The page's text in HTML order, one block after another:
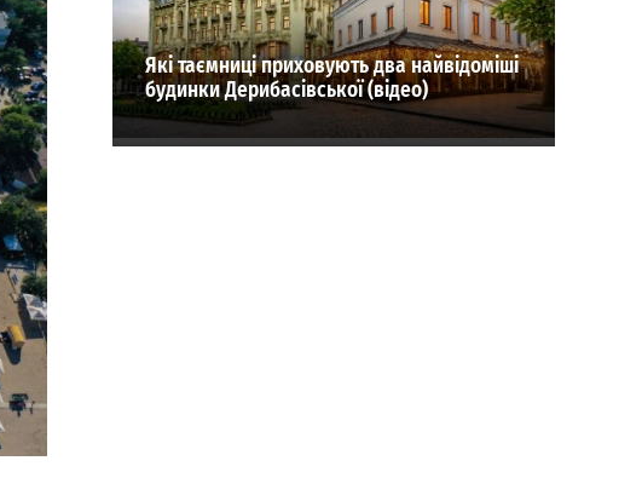
Які таємниці приховують два найвідоміші
будинки Дерибасівської (відео)